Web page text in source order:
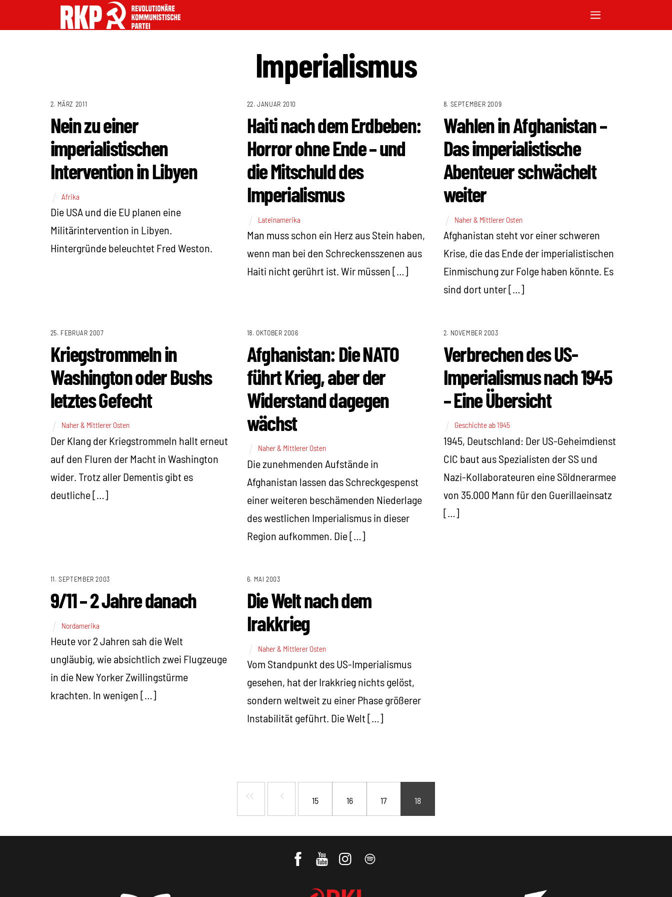
Imperialismus
2. MÄRZ 2011
Nein zu einer
imperialistischen
Intervention in Libyen
Afrika
Die USA und die EU planen eine
Militärintervention in Libyen.
Hintergründe beleuchtet Fred Weston.
22. JANUAR 2010
Haiti nach dem Erdbeben:
Horror ohne Ende – und
die Mitschuld des
Imperialismus
Lateinamerika
Man muss schon ein Herz aus Stein haben,
wenn man bei den Schreckensszenen aus
Haiti nicht gerührt ist. Wir müssen […]
8. SEPTEMBER 2009
Wahlen in Afghanistan –
Das imperialistische
Abenteuer schwächelt
weiter
Naher & Mittlerer Osten
Afghanistan steht vor einer schweren
Krise, die das Ende der imperialistischen
Einmischung zur Folge haben könnte. Es
sind dort unter […]
25. FEBRUAR 2007
Kriegstrommeln in
Washington oder Bushs
letztes Gefecht
Naher & Mittlerer Osten
Der Klang der Kriegstrommeln hallt erneut
auf den Fluren der Macht in Washington
wider. Trotz aller Dementis gibt es
deutliche […]
18. OKTOBER 2006
Afghanistan: Die NATO
führt Krieg, aber der
Widerstand dagegen
wächst
Naher & Mittlerer Osten
Die zunehmenden Aufstände in
Afghanistan lassen das Schreckgespenst
einer weiteren beschämenden Niederlage
des westlichen Imperialismus in dieser
Region aufkommen. Die […]
2. NOVEMBER 2003
Verbrechen des US-
Imperialismus nach 1945
– Eine Übersicht
Geschichte ab 1945
1945, Deutschland: Der US-Geheimdienst
CIC baut aus Spezialisten der SS und
Nazi-Kollaborateuren eine Söldnerarmee
von 35.000 Mann für den Guerillaeinsatz
[…]
11. SEPTEMBER 2003
9/11 – 2 Jahre danach
Nordamerika
Heute vor 2 Jahren sah die Welt
ungläubig, wie absichtlich zwei Flugzeuge
in die New Yorker Zwillingstürme
krachten. In wenigen […]
6. MAI 2003
Die Welt nach dem
Irakkrieg
Naher & Mittlerer Osten
Vom Standpunkt des US-Imperialismus
gesehen, hat der Irakkrieg nichts gelöst,
sondern weltweit zu einer Phase größerer
Instabilität geführt. Die Welt […]
15 16 17 18